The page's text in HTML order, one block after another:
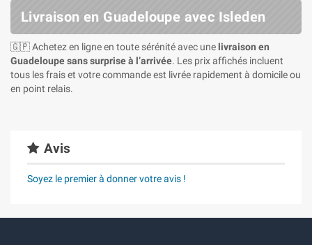
Livraison en Guadeloupe avec Isleden
🇬🇵 Achetez en ligne en toute sérénité avec une livraison en
Guadeloupe sans surprise à l’arrivée. Les prix affichés incluent
tous les frais et votre commande est livrée rapidement à domicile ou
en point relais.
Avis
Soyez le premier à donner votre avis !